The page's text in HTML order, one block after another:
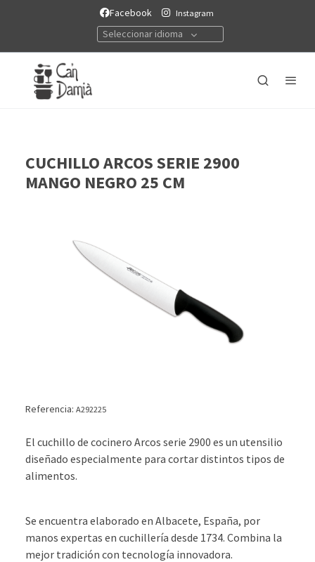
Facebook Instagram
Seleccionar idioma
CUCHILLO ARCOS SERIE 2900
MANGO NEGRO 25 CM
Referencia: A292225
El cuchillo de cocinero Arcos serie 2900 es un utensilio
diseñado especialmente para cortar distintos tipos de
alimentos.
Se encuentra elaborado en Albacete, España, por
manos expertas en cuchillería desde 1734. Combina la
mejor tradición con tecnología innovadora.